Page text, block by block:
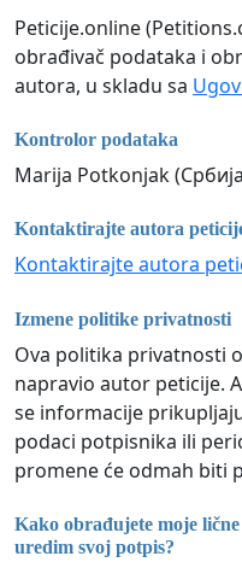
Peticije.online
obrađivač podataka i
autora, u skladu sa
Kontrolor podataka
Marija Potkonjak
Kontaktirajte autora
Kontaktirajte autora
Izmene politike privatnosti
Ova politika privatnosti
napravio autor peticije.
se informacije
podaci potpisnika ili
promene će odmah biti
Kako obrađujete moje
uredim svoj potpis?